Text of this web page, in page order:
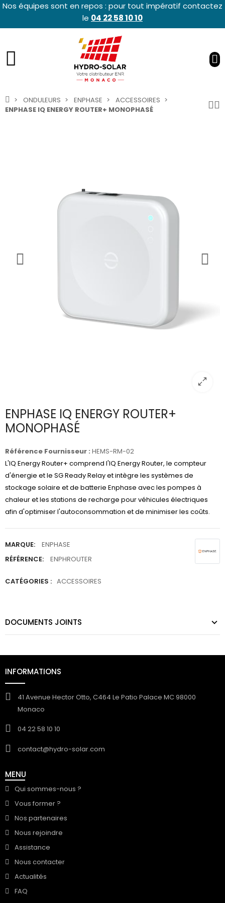
Nos équipes sont en repos : pour tout impératif contactez
le 04 22 58 10 10
ONDULEURS ENPHASE
ACCESSOIRES
ENPHASE IQ ENERGY ROUTER+ MONOPHASÉ
ENPHASE IQ ENERGY ROUTER+
MONOPHASÉ
Référence Fournisseur : HEMS-RM-02
L'IQ Energy Router+ comprend l'IQ Energy Router, le compteur
d'énergie et le SG Ready Relay et intègre les systèmes de
stockage solaire et de batterie Enphase avec les pompes à
chaleur et les stations de recharge pour véhicules électriques
afin d'optimiser l'autoconsommation et de minimiser les coûts.
MARQUE:
ENPHASE
RÉFÉRENCE:
ENPHROUTER
CATÉGORIES : ACCESSOIRES
DOCUMENTS JOINTS
INFORMATIONS
41 Avenue Hector Otto, C464 Le Patio Palace MC 98000
Monaco
04 22 58 10 10
contact@hydro-solar.com
MENU
Qui sommes-nous ?
Vous former ?
Nos partenaires
Nous rejoindre
Assistance
Nous contacter
Actualités
FAQ